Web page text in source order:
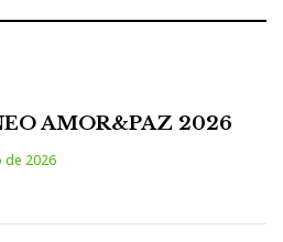
AMOR&PAZ 2026
de 2026